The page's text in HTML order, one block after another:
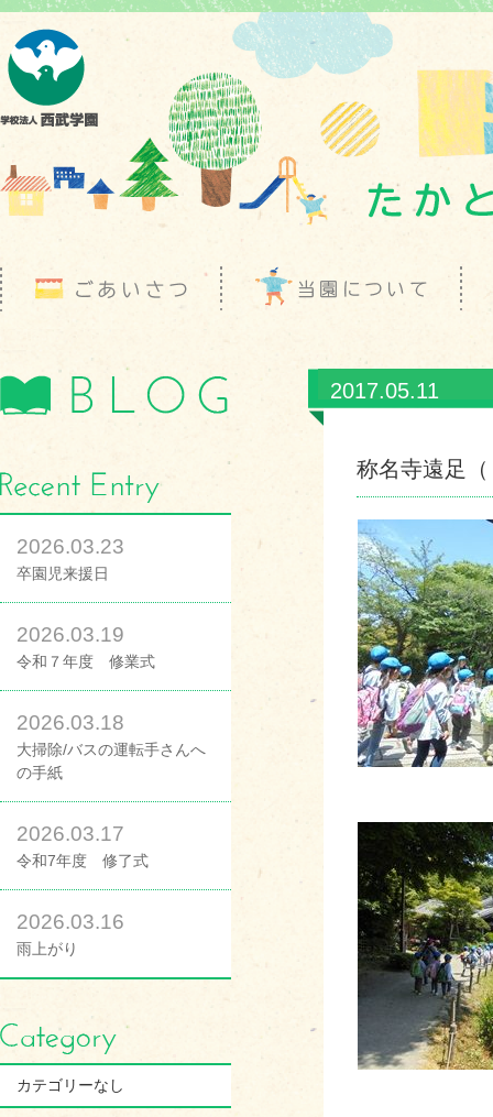
2026.03.23
卒園児来援日
2026.03.19
令和７年度 修業式
2026.03.18
大掃除/バスの運転手さんへ
の手紙
2026.03.17
令和7年度 修了式
2026.03.16
雨上がり
カテゴリーなし
2017.05.11
称名寺遠足